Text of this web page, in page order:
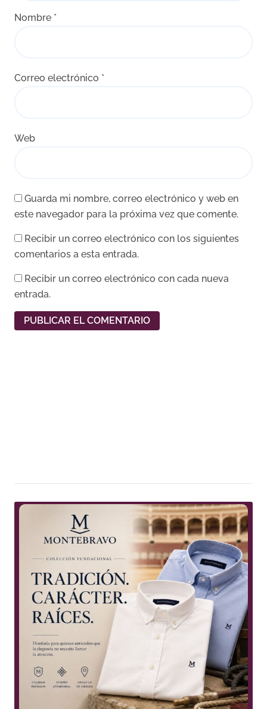
Nombre *
Correo electrónico *
Web
Guarda mi nombre, correo electrónico y web en
este navegador para la próxima vez que comente.
Recibir un correo electrónico con los siguientes
comentarios a esta entrada.
Recibir un correo electrónico con cada nueva
entrada.